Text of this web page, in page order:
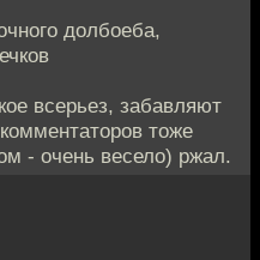
долбоеба,
всерьез, забавляют
тоже
- очень весело) ржал.